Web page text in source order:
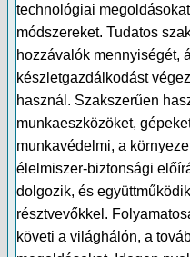
technológiai
módszereket. Tudatos
hozzávalók mennyiségét,
készletgazdálkodást
használ. Szakszerűen
munkaeszközöket,
munkavédelmi, a
élelmiszer-biztonsági
dolgozik, és
résztvevőkkel.
követi a világhálón, a